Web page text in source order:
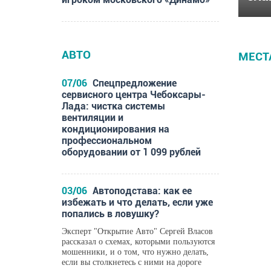
АВТО
07/06 Спецпредложение
сервисного центра Чебоксары-
Лада: чистка системы
вентиляции и
кондиционирования на
профессиональном
оборудовании от 1 099 рублей
03/06 Автоподстава: как ее
избежать и что делать, если уже
попались в ловушку?
Эксперт "Открытие Авто" Сергей Власов
рассказал о схемах, которыми пользуются
мошенники, и о том, что нужно делать,
если вы столкнетесь с ними на дороге